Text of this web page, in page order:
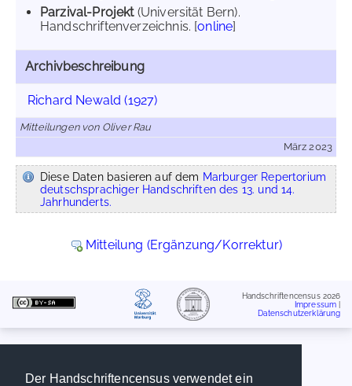
Der Handschriftencensus verwendet ein
Parzival-Projekt(Universität Bern).
Handschriftenverzeichnis. [online]
Archivbeschreibung
Richard Newald (1927)
Mitteilungen von Oliver Rau
März 2023
Diese Daten basieren auf dem Marburger Repertorium
deutschsprachiger Handschriften des 13. und 14.
Jahrhunderts.
Mitteilung (Ergänzung/Korrektur)
Handschriftencensus 2026
Impressum
Datenschutzerklärung